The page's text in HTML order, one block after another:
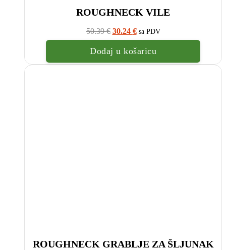
ROUGHNECK VILE
50.39€ Izvorna
cijena
bila
je:
50.39
30.24 €Trenutna
cijena
je:
€.
sa PDV
Dodaj u košaricu
ROUGHNECK GRABLJE ZA ŠLJUNAK